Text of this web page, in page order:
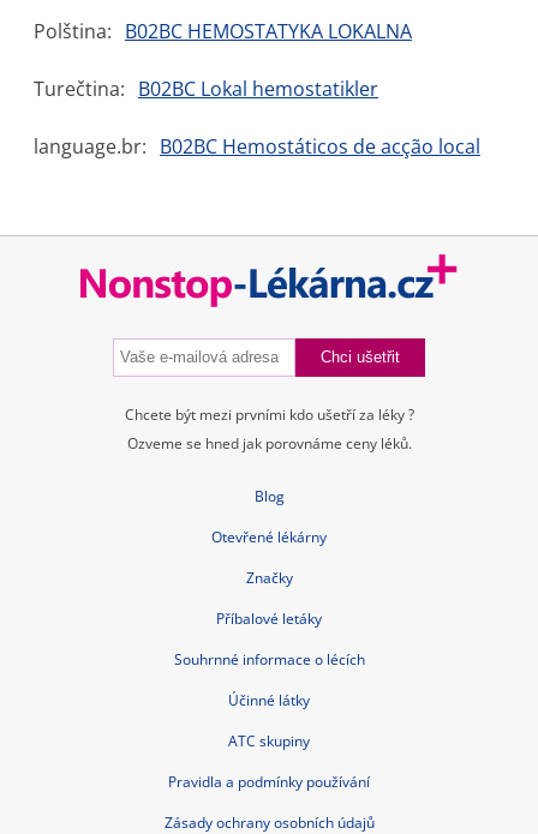
Polština: B02BC HEMOSTATYKA LOKALNA
Turečtina: B02BC Lokal hemostatikler
language.br: B02BC Hemostáticos de acção local
Chcete být mezi prvními kdo ušetří za léky ?
Ozveme se hned jak porovnáme ceny léků.
Blog
Otevřené lékárny
Značky
Příbalové letáky
Souhrnné informace o lécích
Účinné látky
ATC skupiny
Pravidla a podmínky používání
Zásady ochrany osobních údajů